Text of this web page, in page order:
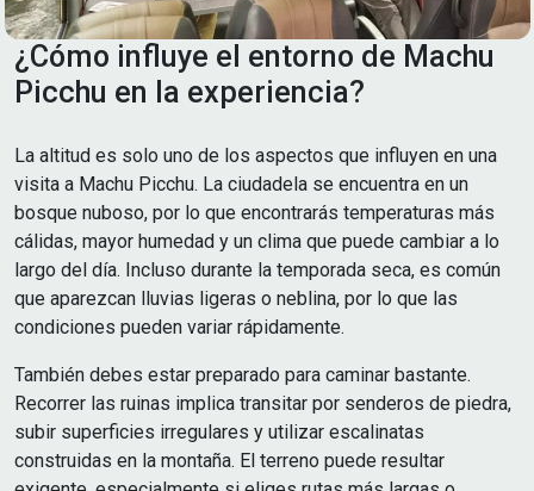
¿Cómo influye el entorno de Machu
Picchu en la experiencia?
La altitud es solo uno de los aspectos que influyen en una
visita a Machu Picchu. La ciudadela se encuentra en un
bosque nuboso, por lo que encontrarás temperaturas más
cálidas, mayor humedad y un clima que puede cambiar a lo
largo del día. Incluso durante la temporada seca, es común
que aparezcan lluvias ligeras o neblina, por lo que las
condiciones pueden variar rápidamente.
También debes estar preparado para caminar bastante.
Recorrer las ruinas implica transitar por senderos de piedra,
subir superficies irregulares y utilizar escalinatas
construidas en la montaña. El terreno puede resultar